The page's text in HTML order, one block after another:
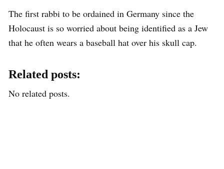
The first rabbi to be ordained in Germany since the
Holocaust is so worried about being identified as a Jew
that he often wears a baseball hat over his skull cap.
Related posts:
No related posts.